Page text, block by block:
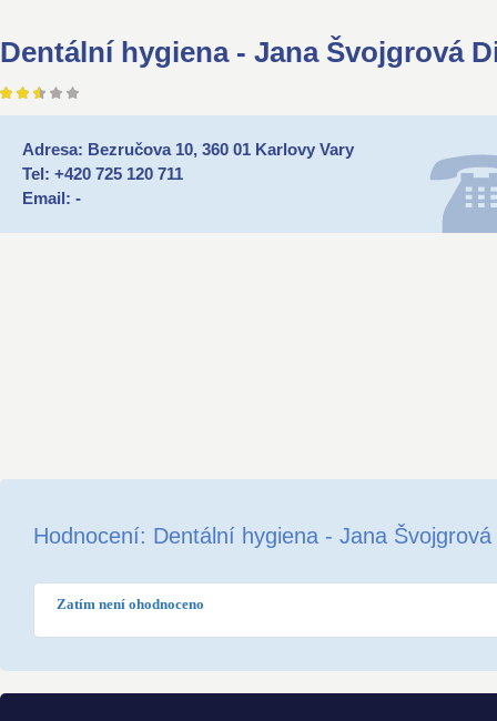
Dentální hygiena - Jana Švojgrová
Adresa: Bezručova 10, 360 01 Karlovy Vary
Tel: +420 725 120 711
Email: -
Hodnocení: Dentální hygiena - Jana Švojgrová
Zatím není ohodnoceno